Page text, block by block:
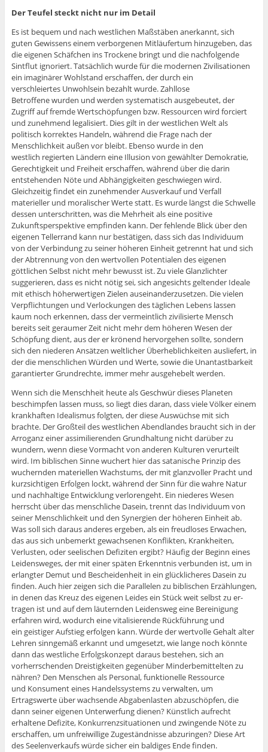
Der Teufel steckt nicht nur im Detail
Es ist bequem und nach westlichen Maßstäben anerkannt, sich
guten Gewissens einem verborgenen Mitläufertum hinzugeben, das
die eigenen Schäfchen ins Trockene bringt und die nachfolgende
Sintflut ignoriert. Tatsächlich wurde für die modernen Zivilisationen
ein imaginärer Wohlstand erschaffen, der durch ein
verschleiertes Unwohlsein bezahlt wurde. Zahllose
Betroffene wurden und werden systematisch ausgebeutet, der
Zugriff auf fremde Wertschöpfungen bzw. Ressourcen wird forciert
und zunehmend legalisiert. Dies gilt in der westlichen Welt als
politisch korrektes Handeln, während die Frage nach der
Menschlichkeit außen vor bleibt. Ebenso wurde in den
westlich regierten Ländern eine Illusion von gewählter Demokratie,
Gerechtigkeit und Freiheit erschaffen, während über die darin
entstehenden Nöte und Abhängigkeiten geschwiegen wird.
Gleichzeitig findet ein zunehmender Ausverkauf und Verfall
materieller und moralischer Werte statt. Es wurde längst die Schwelle
dessen unterschritten, was die Mehrheit als eine positive
Zukunftsperspektive empfinden kann. Der fehlende Blick über den
eigenen Tellerrand kann nur bestätigen, dass sich das Individuum
von der Verbindung zu seiner höheren Einheit getrennt hat und sich
der Abtrennung von den wertvollen Potentialen des eigenen
göttlichen Selbst nicht mehr bewusst ist. Zu viele Glanzlichter
suggerieren, dass es nicht nötig sei, sich angesichts geltender Ideale
mit ethisch höherwertigen Zielen auseinanderzusetzen. Die vielen
Verpflichtungen und Verlockungen des täglichen Lebens lassen
kaum noch erkennen, dass der vermeintlich zivilisierte Mensch
bereits seit geraumer Zeit nicht mehr dem höheren Wesen der
Schöpfung dient, aus der er krönend hervorgehen sollte, sondern
sich den niederen Ansätzen weltlicher Überheblichkeiten ausliefert, in
der die menschlichen Würden und Werte, sowie die Unantastbarkeit
garantierter Grundrechte, immer mehr ausgehebelt werden.
Wenn sich die Menschheit heute als Geschwür dieses Planeten
beschimpfen lassen muss, so liegt dies daran, dass viele Völker einem
krankhaften Idealismus folgten, der diese Auswüchse mit sich
brachte. Der Großteil des westlichen Abendlandes braucht sich in der
Arroganz einer assimilierenden Grundhaltung nicht darüber zu
wundern, wenn diese Vormacht von anderen Kulturen verurteilt
wird. Im biblischen Sinne wuchert hier das satanische Prinzip des
wuchernden materiellen Wachstums, der mit glanzvoller Pracht und
kurzsichtigen Erfolgen lockt, während der Sinn für die wahre Natur
und nachhaltige Entwicklung verlorengeht. Ein niederes Wesen
herrscht über das menschliche Dasein, trennt das Individuum von
seiner Menschlichkeit und den Synergien der höheren Einheit ab.
Was soll sich daraus anderes ergeben, als ein freudloses Erwachen,
das aus sich unbemerkt gewachsenen Konflikten, Krankheiten,
Verlusten, oder seelischen Defiziten ergibt? Häufig der Beginn eines
Leidensweges, der mit einer späten Erkenntnis verbunden ist, um in
erlangter Demut und Bescheidenheit in ein glücklicheres Dasein zu
finden. Auch hier zeigen sich die Parallelen zu biblischen Erzählungen,
in denen das Kreuz des eigenen Leides ein Stück weit selbst zu er-
tragen ist und auf dem läuternden Leidensweg eine Bereinigung
erfahren wird, wodurch eine vitalisierende Rückführung und
ein geistiger Aufstieg erfolgen kann. Würde der wertvolle Gehalt alter
Lehren sinngemäß erkannt und umgesetzt, wie lange noch könnte
dann das westliche Erfolgskonzept daraus bestehen, sich an
vorherrschenden Dreistigkeiten gegenüber Minderbemittelten zu
nähren? Den Menschen als Personal, funktionelle Ressource
und Konsument eines Handelssystems zu verwalten, um
Ertragswerte über wachsende Abgabenlasten abzuschöpfen, die
dann seiner eigenen Unterwerfung dienen? Künstlich aufrecht
erhaltene Defizite, Konkurrenzsituationen und zwingende Nöte zu
erschaffen, um unfreiwillige Zugeständnisse abzuringen? Diese Art
des Seelenverkaufs würde sicher ein baldiges Ende finden.